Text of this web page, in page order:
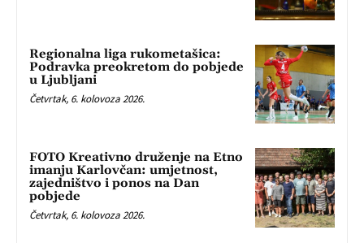
Regionalna liga rukometašica:
Podravka preokretom do pobjede
u Ljubljani
Četvrtak, 6. kolovoza 2026.
FOTO Kreativno druženje na Etno
imanju Karlovčan: umjetnost,
zajedništvo i ponos na Dan
pobjede
Četvrtak, 6. kolovoza 2026.